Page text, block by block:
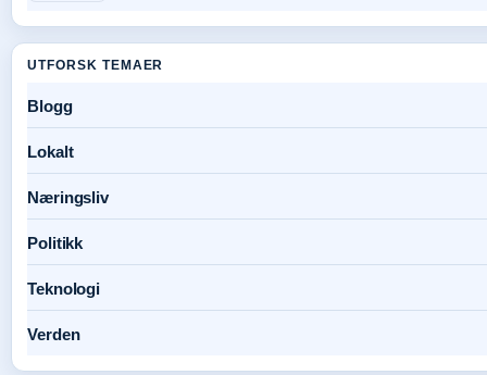
UTFORSK TEMAER
Blogg
Lokalt
Næringsliv
Politikk
Teknologi
Verden